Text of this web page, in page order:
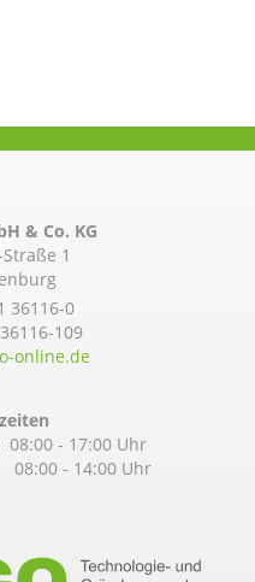
& Co. KG
1
36116-0
109
online.de
- 17:00 Uhr
- 14:00 Uhr